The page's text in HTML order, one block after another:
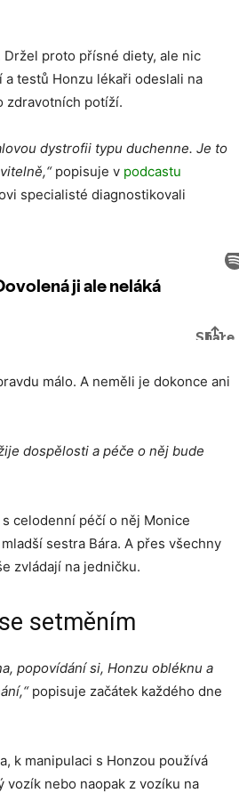
proto přísné diety, ale nic
testů Honzu lékaři odeslali na
zdravotních potíží.
dystrofii typu duchenne. Je to
popisuje v podcastu
specialisté diagnostikovali
málo. A neměli je dokonce ani
dospělosti a péče o něj bude
celodenní péčí o něj Monice
sestra Bára. A přes všechny
zvládají na jedničku.
setměním
popovídání si, Honzu obléknu a
popisuje začátek každého dne
k manipulaci s Honzou používá
nebo naopak z vozíku na